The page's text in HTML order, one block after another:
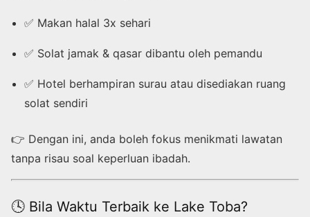
✅ Makan halal 3x sehari
✅ Solat jamak & qasar dibantu oleh pemandu
✅ Hotel berhampiran surau atau disediakan ruang
solat sendiri
👉 Dengan ini, anda boleh fokus menikmati lawatan
tanpa risau soal keperluan ibadah.
🕓 Bila Waktu Terbaik ke Lake Toba?